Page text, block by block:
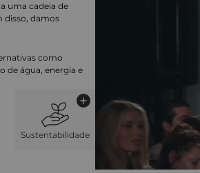
uma cadeia de
disso, damos
como
de água, energia e
Sustentabilidade